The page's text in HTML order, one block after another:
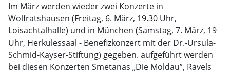
Im März werden wieder zwei Konzerte in
Wolfratshausen (Freitag, 6. März, 19.30 Uhr,
Loisachtalhalle) und in München (Samstag, 7. März, 19
Uhr, Herkulessaal - Benefizkonzert mit der Dr.-Ursula-
Schmid-Kayser-Stiftung) gegeben. aufgeführt werden
bei diesen Konzerten Smetanas „Die Moldau”, Ravels